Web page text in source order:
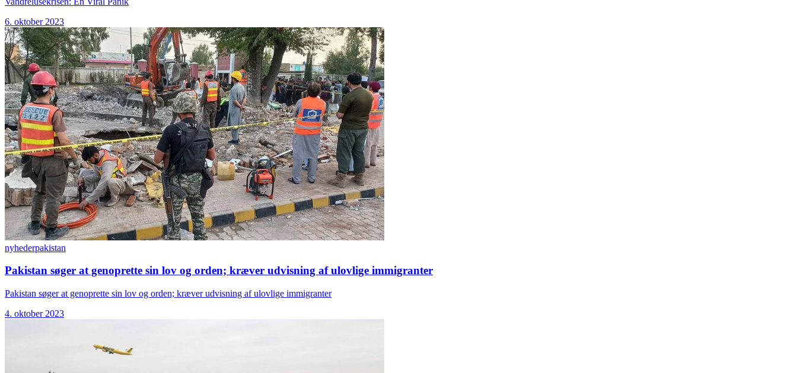
6. oktober 2023
nyhederpakistan
Pakistan søger at genoprette sin lov og orden; kræver udvisning af ulovlige immigranter
Pakistan søger at genoprette sin lov og orden; kræver udvisning af ulovlige immigranter
4. oktober 2023